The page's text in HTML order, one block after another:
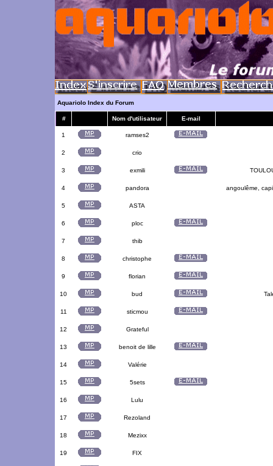
Aquariolo Index du Forum
# Nom d'utilisateur E-mail
1 ramses2
2 crio
3 exmili
4 pandora angoulême,
5 ASTA
6 ploc
7 thib
8 christophe
9 florian
10 bud
11 sticmou
12 Grateful
13 benoit de lille
14 Valérie
15 5sets
16 Lulu
17 Rezoland
18 Mezixx
19 FIX